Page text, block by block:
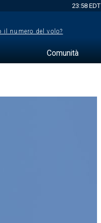
23:58 EDT
il numero del volo?
Comunità